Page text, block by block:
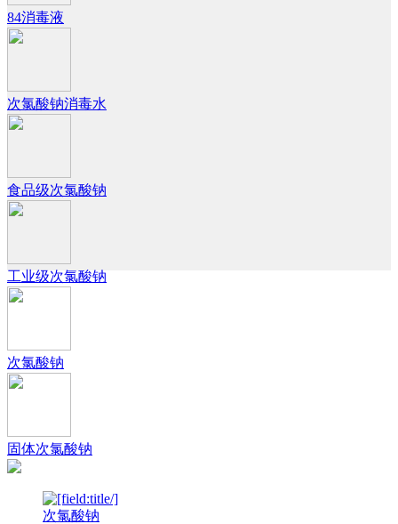
84消毒液
次氯酸钠消毒水
食品级次氯酸钠
工业级次氯酸钠
次氯酸钠
固体次氯酸钠
次氯酸钠